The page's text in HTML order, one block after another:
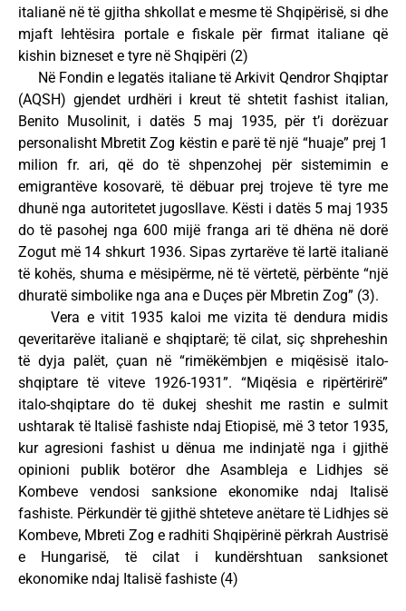
italianë në të gjitha shkollat e mesme të Shqipërisë, si dhe
mjaft lehtësira portale e fiskale për firmat italiane që
kishin bizneset e tyre në Shqipëri (2)
Në Fondin e legatës italiane të Arkivit Qendror Shqiptar
(AQSH) gjendet urdhëri i kreut të shtetit fashist italian,
Benito Musolinit, i datës 5 maj 1935, për t’i dorëzuar
personalisht Mbretit Zog këstin e parë të një “huaje” prej 1
milion fr. ari, që do të shpenzohej për sistemimin e
emigrantëve kosovarë, të dëbuar prej trojeve të tyre me
dhunë nga autoritetet jugosllave. Kësti i datës 5 maj 1935
do të pasohej nga 600 mijë franga ari të dhëna në dorë
Zogut më 14 shkurt 1936. Sipas zyrtarëve të lartë italianë
të kohës, shuma e mësipërme, në të vërtetë, përbënte “një
dhuratë simbolike nga ana e Duçes për Mbretin Zog” (3).
Vera e vitit 1935 kaloi me vizita të dendura midis
qeveritarëve italianë e shqiptarë; të cilat, siç shpreheshin
të dyja palët, çuan në “rimëkëmbjen e miqësisë italo-
shqiptare të viteve 1926-1931”. “Miqësia e ripërtërirë”
italo-shqiptare do të dukej sheshit me rastin e sulmit
ushtarak të Italisë fashiste ndaj Etiopisë, më 3 tetor 1935,
kur agresioni fashist u dënua me indinjatë nga i gjithë
opinioni publik botëror dhe Asambleja e Lidhjes së
Kombeve vendosi sanksione ekonomike ndaj Italisë
fashiste. Përkundër të gjithë shteteve anëtare të Lidhjes së
Kombeve, Mbreti Zog e radhiti Shqipërinë përkrah Austrisë
e Hungarisë, të cilat i kundërshtuan sanksionet
ekonomike ndaj Italisë fashiste (4)